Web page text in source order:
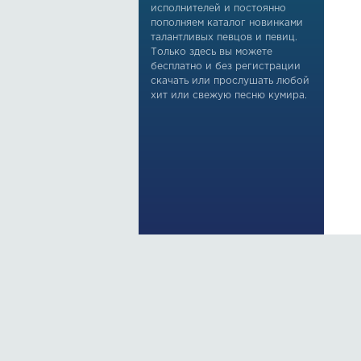
исполнителей и постоянно
пополняем каталог новинками
талантливых певцов и певиц.
Только здесь вы можете
бесплатно и без регистрации
скачать или прослушать любой
хит или свежую песню кумира.